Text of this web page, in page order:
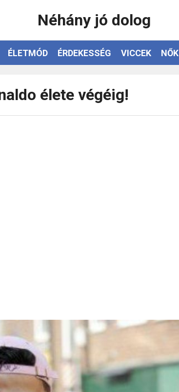
Néhány jó dolog
ÉLETMÓD ÉRDEKESSÉG VICCEK NŐK
élete végéig!